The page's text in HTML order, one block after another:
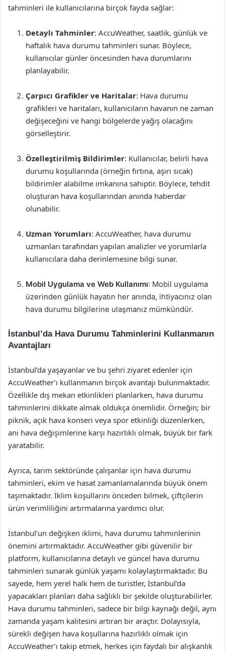
tahminleri ile kullanıcılarına birçok fayda sağlar:
Detaylı Tahminler: AccuWeather, saatlik, günlük ve
haftalık hava durumu tahminleri sunar. Böylece,
kullanıcılar günler öncesinden hava durumlarını
planlayabilir.
Çarpıcı Grafikler ve Haritalar: Hava durumu
grafikleri ve haritaları, kullanıcıların havanın ne zaman
değişeceğini ve hangi bölgelerde yağış olacağını
görselleştirir.
Özelleştirilmiş Bildirimler: Kullanıcılar, belirli hava
durumu koşullarında (örneğin fırtına, aşırı sıcak)
bildirimler alabilme imkanına sahiptir. Böylece, tehdit
oluşturan hava koşullarından anında haberdar
olunabilir.
Uzman Yorumları: AccuWeather, hava durumu
uzmanları tarafından yapılan analizler ve yorumlarla
kullanıcılara daha derinlemesine bilgi sunar.
Mobil Uygulama ve Web Kullanımı: Mobil uygulama
üzerinden günlük hayatın her anında, ihtiyacınız olan
hava durumu bilgilerine ulaşmanız mümkündür.
İstanbul’da Hava Durumu Tahminlerini Kullanmanın
Avantajları
İstanbul’da yaşayanlar ve bu şehri ziyaret edenler için
AccuWeather’ı kullanmanın birçok avantajı bulunmaktadır.
Özellikle dış mekan etkinlikleri planlarken, hava durumu
tahminlerini dikkate almak oldukça önemlidir. Örneğin; bir
piknik, açık hava konseri veya spor etkinliği düzenlerken,
ani hava değişimlerine karşı hazırlıklı olmak, büyük bir fark
yaratabilir.
Ayrıca, tarım sektöründe çalışanlar için hava durumu
tahminleri, ekim ve hasat zamanlamalarında büyük önem
taşımaktadır. İklim koşullarını önceden bilmek, çiftçilerin
ürün verimliliğini artırmalarına yardımcı olur.
İstanbul’un değişken iklimi, hava durumu tahminlerinin
önemini artırmaktadır. AccuWeather gibi güvenilir bir
platform, kullanıcılarına detaylı ve güncel hava durumu
tahminleri sunarak günlük yaşamı kolaylaştırmaktadır. Bu
sayede, hem yerel halk hem de turistler, İstanbul’da
yapacakları planları daha sağlıklı bir şekilde oluşturabilirler.
Hava durumu tahminleri, sadece bir bilgi kaynağı değil, aynı
zamanda yaşam kalitesini artıran bir araçtır. Dolayısıyla,
sürekli değişen hava koşullarına hazırlıklı olmak için
AccuWeather’ı takip etmek, herkes için faydalı bir alışkanlık